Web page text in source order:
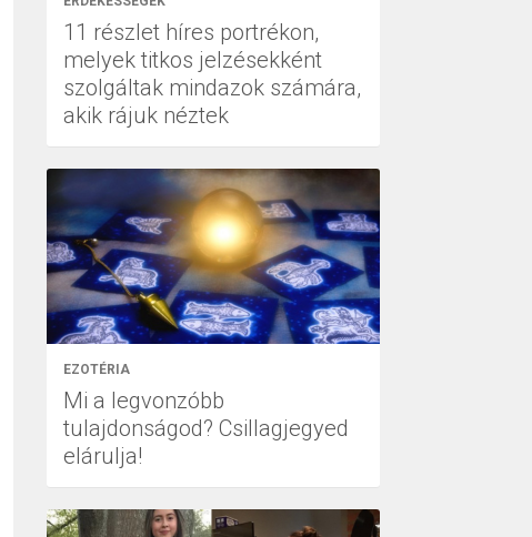
11 részlet híres portrékon,
melyek titkos jelzésekként
szolgáltak mindazok számára,
akik rájuk néztek
EZOTÉRIA
Mi a legvonzóbb
tulajdonságod? Csillagjegyed
elárulja!